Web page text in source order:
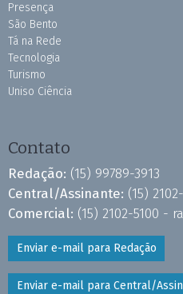
Presença
São Bento
Tá na Rede
Tecnologia
Turismo
Uniso Ciência
Contato
Redação: (15) 99789-3913
Central/Assinante: (15)
Comercial: (15) 2102-5100 -
Enviar e-mail para Redação
Enviar e-mail para Central/